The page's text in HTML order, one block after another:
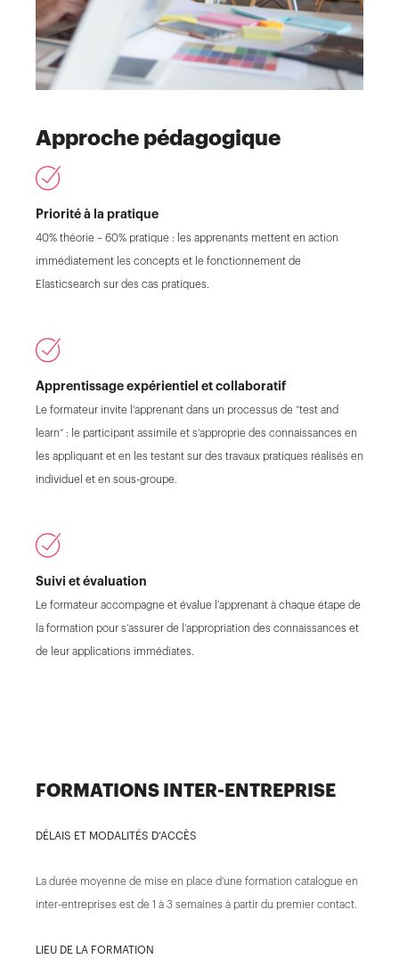
Approche pédagogique
Priorité à la pratique
40% théorie – 60% pratique : les apprenants mettent en action
immédiatement les concepts et le fonctionnement de
Elasticsearch sur des cas pratiques.
Apprentissage expérientiel et collaboratif
Le formateur invite l’apprenant dans un processus de “test and
learn” : le participant assimile et s’approprie des connaissances en
les appliquant et en les testant sur des travaux pratiques réalisés en
individuel et en sous-groupe.
Suivi et évaluation
Le formateur accompagne et évalue l’apprenant à chaque étape de
la formation pour s’assurer de l’appropriation des connaissances et
de leur applications immédiates.
FORMATIONS INTER-ENTREPRISE
DÉLAIS ET MODALITÉS D’ACCÈS
La durée moyenne de mise en place d’une formation catalogue en
inter-entreprises est de 1 à 3 semaines à partir du premier contact.
LIEU DE LA FORMATION